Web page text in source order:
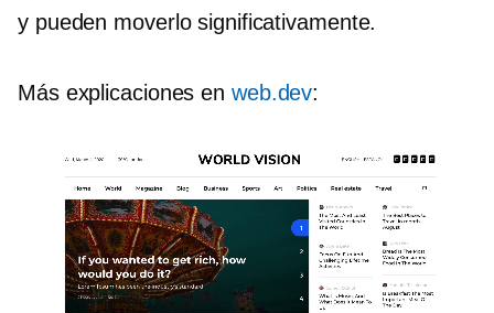
y pueden moverlo significativamente.
Más explicaciones en web.dev: